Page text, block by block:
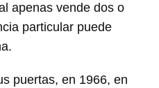
apenas vende dos o
particular puede
puertas, en 1966, en